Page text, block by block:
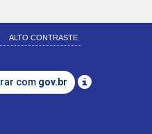
ALTO CONTRASTE
com gov.br